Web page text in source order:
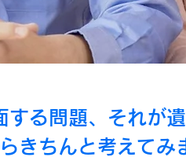
る問題、それが
きちんと考えてみ